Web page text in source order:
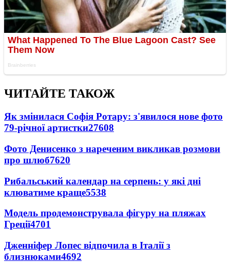
ЧИТАЙТЕ ТАКОЖ
Як змінилася Софія Ротару: з'явилося нове фото
79-річної артистки27608
Фото Денисенко з нареченим викликав розмови
про шлюб7620
Рибальський календар на серпень: у які дні
клюватиме краще5538
Модель продемонструвала фігуру на пляжах
Греції4701
Дженніфер Лопес відпочила в Італії з
близнюками4692